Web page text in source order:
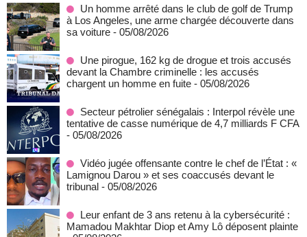
Un homme arrêté dans le club de golf de Trump
à Los Angeles, une arme chargée découverte dans
sa voiture - 05/08/2026
Une pirogue, 162 kg de drogue et trois accusés
devant la Chambre criminelle : les accusés
chargent un homme en fuite - 05/08/2026
Secteur pétrolier sénégalais : Interpol révèle une
tentative de casse numérique de 4,7 milliards F CFA
- 05/08/2026
Vidéo jugée offensante contre le chef de l’État : «
Lamignou Darou » et ses coaccusés devant le
tribunal - 05/08/2026
Leur enfant de 3 ans retenu à la cybersécurité :
Mamadou Makhtar Diop et Amy Lô déposent plainte